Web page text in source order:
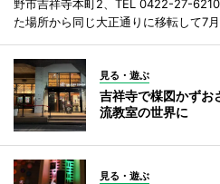
野市吉祥寺本町2、TEL 0422-27-
た場所から同じ大正通りに移転して7
見る・遊ぶ
吉祥寺で楳図かずお
流教室の世界に
見る・遊ぶ